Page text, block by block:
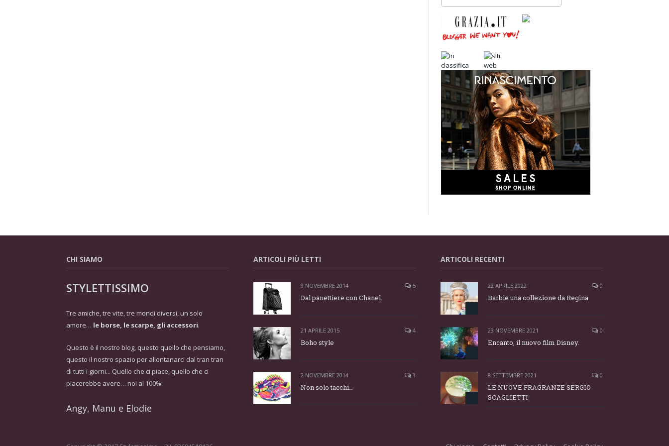
CHI SIAMO
STYLETTISSIMO
Tre amiche, tre vite, tre mondi diversi, un solo
amore… le borse, le scarpe, gli accessori.
Questo è il nostro blog, questo quello che pensiamo,
questo il nostro spazio per allontanarci dal tran tran
di tutti i giorni... Quello che ci piace, quello che ci
piacerebbe avere… noi al 100%.
Angy, Manu e Elodie
ARTICOLI PIÙ LETTI
9 NOVEMBRE 2014 5
Dal panettiere con Chanel.
21 APRILE 2015 4
Boho style
2 NOVEMBRE 2014 3
Non solo tacchi…
ARTICOLI RECENTI
22 APRILE 2022 0
Barbie una collezione da Regina
23 NOVEMBRE 2021 0
Encanto, il nuovo film Disney.
8 SETTEMBRE 2021 0
LE NUOVE FRAGRANZE SERGIO
SCAGLIETTI